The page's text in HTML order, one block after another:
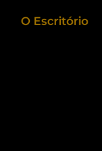
O Escritório